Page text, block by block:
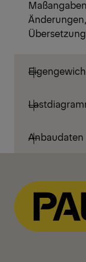
Anbaudaten